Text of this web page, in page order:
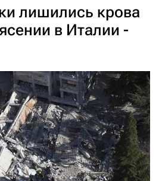
лишились крова
в Италии -